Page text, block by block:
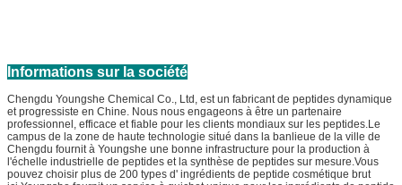
Informations sur la société
Chengdu Youngshe Chemical Co., Ltd, est un fabricant de peptides dynamique
et progressiste en Chine. Nous nous engageons à être un partenaire
professionnel, efficace et fiable pour les clients mondiaux sur les peptides.Le
campus de la zone de haute technologie situé dans la banlieue de la ville de
Chengdu fournit à Youngshe une bonne infrastructure pour la production à
l'échelle industrielle de peptides et la synthèse de peptides sur mesure.Vous
pouvez choisir plus de 200 types d' ingrédients de peptide cosmétique brut